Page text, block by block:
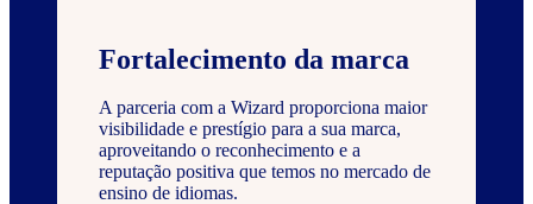
Fortalecimento da marca
A parceria com a Wizard proporciona maior
visibilidade e prestígio para a sua marca,
aproveitando o reconhecimento e a
reputação positiva que temos no mercado de
ensino de idiomas.